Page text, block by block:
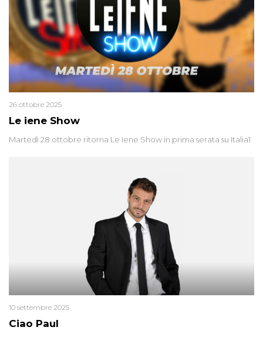
Le iene Show
26 ottobre 2025
Martedì 28 ottobre ritorna Le Iene Show in prima serata su Italia1
Ciao Paul
10 settembre 2025